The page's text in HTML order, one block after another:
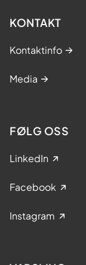
KONTAKT
Kontaktinfo
Media
FØLG OSS
LinkedIn
Facebook
Instagram